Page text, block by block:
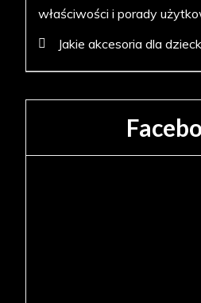
właściwości i porady
Jakie akcesoria dla